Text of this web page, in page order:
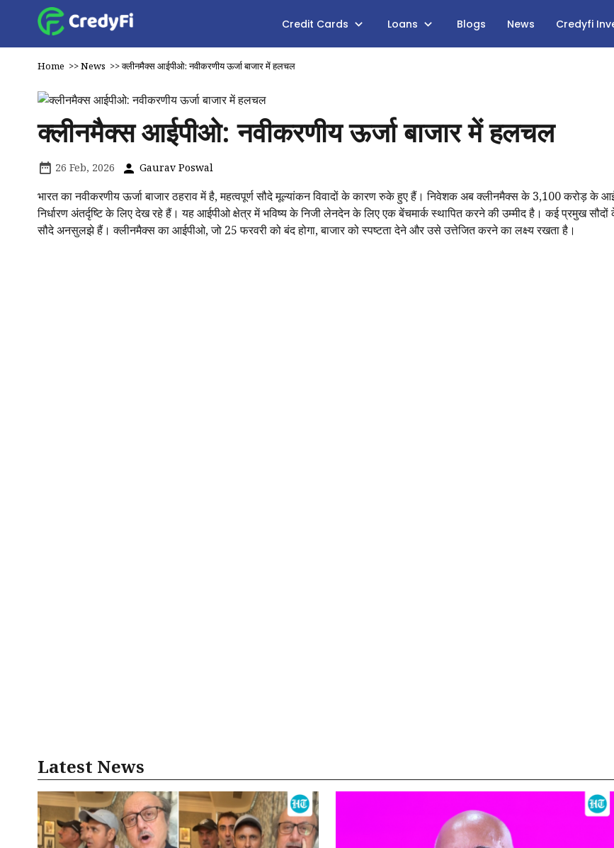
Credit Cards Loans Blogs News Credyfi
Home >>News >>क्लीनमैक्स आईपीओ: नवीकरणीय ऊर्जा बाजार में हलचल
क्लीनमैक्स आईपीओ: नवीकरणीय ऊर्जा बाजार में हलचल
26 Feb, 2026 Gaurav Poswal
भारत का नवीकरणीय ऊर्जा बाजार ठहराव में है, महत्वपूर्ण सौदे मूल्यांकन विवादों के कारण रुके हुए हैं। निवेशक अब क्लीनमैक्स के ₹3,100 करोड़ के
निर्धारण अंतर्दृष्टि के लिए देख रहे हैं। यह आईपीओ क्षेत्र में भविष्य के निजी लेनदेन के लिए एक बेंचमार्क स्थापित करने की उम्मीद है। कई प्रमुख
सौदे अनसुलझे हैं। क्लीनमैक्स का आईपीओ, जो 25 फरवरी को बंद होगा, बाजार को स्पष्टता देने और उसे उत्तेजित करने का लक्ष्य रखता है।
Latest News